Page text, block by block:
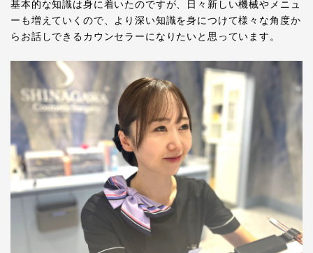
基本的な知識は身に着いたのですが、日々新しい機械やメニュ
ーも増えていくので、より深い知識を身につけて様々な角度か
らお話しできるカウンセラーになりたいと思っています。